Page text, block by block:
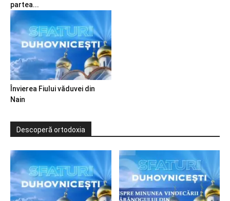
partea...
Învierea Fiului văduvei din
Nain
Descoperă ortodoxia